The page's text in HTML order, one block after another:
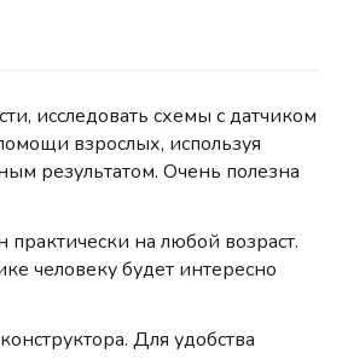
исследовать схемы с датчиком
взрослых, используя
результатом. Очень полезна
на любой возраст.
человеку будет интересно
Для удобства